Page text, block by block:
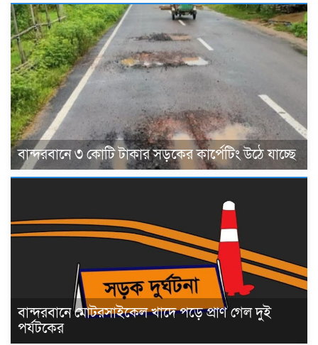
বান্দরবানে ৩ কোটি টাকার সড়কের কার্পেটিং উঠে যাচ্ছে
বান্দরবানে মোটরসাইকেল খাদে পড়ে প্রাণ গেল দুই
পর্যটকের